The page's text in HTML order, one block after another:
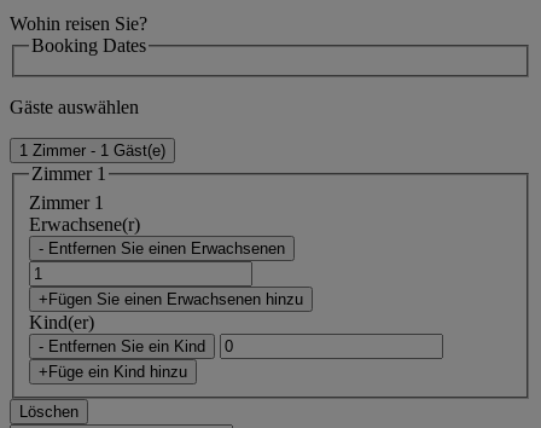
Wohin reisen Sie?
Booking Dates
Gäste auswählen
1 Zimmer - 1 Gäst(e)
Zimmer 1
Zimmer 1
Erwachsene(r)
- Entfernen Sie einen Erwachsenen
+Fügen Sie einen Erwachsenen hinzu
Kind(er)
- Entfernen Sie ein Kind
+Füge ein Kind hinzu
Löschen